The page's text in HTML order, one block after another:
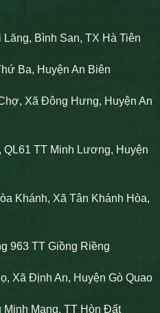
Bình San, TX Hà Tiên
Ba, Huyện An Biên
Xã Đông Hưng, Huyện An
QL61 TT Minh Lương, Huyện
Khánh, Xã Tân Khánh Hòa,
963 TT Giồng Riềng
Xã Định An, Huyện Gò Quao
Mạng, TT Hòn Đất